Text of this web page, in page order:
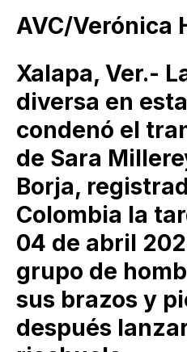
AVC/Verónica
Xalapa, Ver.-
diversa en
condenó el
de Sara
Borja,
Colombia la
04 de abril
grupo de
sus brazos y
después